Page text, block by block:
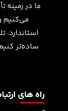
ما در
می‌کنیم
ساده‌تر
راه های